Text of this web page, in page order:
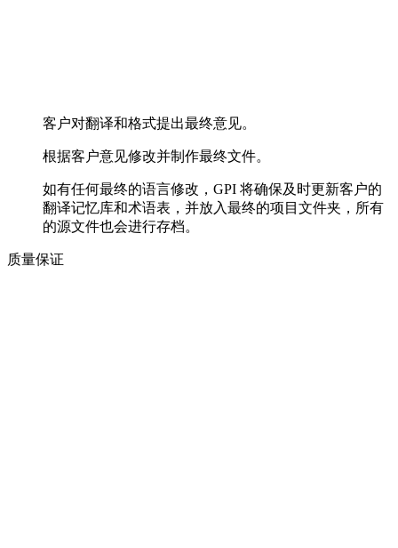
客户对翻译和格式提出最终意见。
根据客户意见修改并制作最终文件。
如有任何最终的语言修改，GPI 将确保及时更新客户的
翻译记忆库和术语表，并放入最终的项目文件夹，所有
的源文件也会进行存档。
质量保证